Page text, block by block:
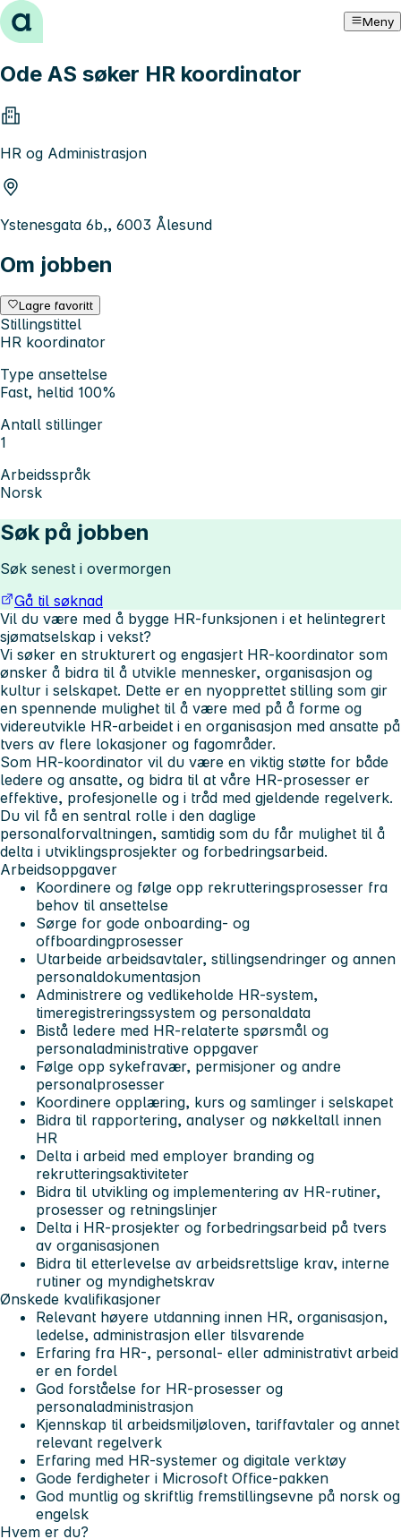
Hopp til innhold Meny
Ode AS søker HR koordinator
HR og Administrasjon
Ystenesgata 6b,, 6003 Ålesund
Om jobben
Lagre favoritt
Stillingstittel
HR koordinator
Type ansettelse
Fast, heltid 100%
Antall stillinger
1
Arbeidsspråk
Norsk
Søk på jobben
Søk senest i overmorgen
Gå til søknad
Vil du være med å bygge HR-funksjonen i et helintegrert
sjømatselskap i vekst?
Vi søker en strukturert og engasjert HR-koordinator som
ønsker å bidra til å utvikle mennesker, organisasjon og
kultur i selskapet. Dette er en nyopprettet stilling som gir
en spennende mulighet til å være med på å forme og
videreutvikle HR-arbeidet i en organisasjon med ansatte på
tvers av flere lokasjoner og fagområder.
Som HR-koordinator vil du være en viktig støtte for både
ledere og ansatte, og bidra til at våre HR-prosesser er
effektive, profesjonelle og i tråd med gjeldende regelverk.
Du vil få en sentral rolle i den daglige
personalforvaltningen, samtidig som du får mulighet til å
delta i utviklingsprosjekter og forbedringsarbeid.
Arbeidsoppgaver
Koordinere og følge opp rekrutteringsprosesser fra
behov til ansettelse
Sørge for gode onboarding- og
offboardingprosesser
Utarbeide arbeidsavtaler, stillingsendringer og annen
personaldokumentasjon
Administrere og vedlikeholde HR-system,
timeregistreringssystem og personaldata
Bistå ledere med HR-relaterte spørsmål og
personaladministrative oppgaver
Følge opp sykefravær, permisjoner og andre
personalprosesser
Koordinere opplæring, kurs og samlinger i selskapet
Bidra til rapportering, analyser og nøkkeltall innen
HR
Delta i arbeid med employer branding og
rekrutteringsaktiviteter
Bidra til utvikling og implementering av HR-rutiner,
prosesser og retningslinjer
Delta i HR-prosjekter og forbedringsarbeid på tvers
av organisasjonen
Bidra til etterlevelse av arbeidsrettslige krav, interne
rutiner og myndighetskrav
Ønskede kvalifikasjoner
Relevant høyere utdanning innen HR, organisasjon,
ledelse, administrasjon eller tilsvarende
Erfaring fra HR-, personal- eller administrativt arbeid
er en fordel
God forståelse for HR-prosesser og
personaladministrasjon
Kjennskap til arbeidsmiljøloven, tariffavtaler og annet
relevant regelverk
Erfaring med HR-systemer og digitale verktøy
Gode ferdigheter i Microsoft Office-pakken
God muntlig og skriftlig fremstillingsevne på norsk og
engelsk
Hvem er du?